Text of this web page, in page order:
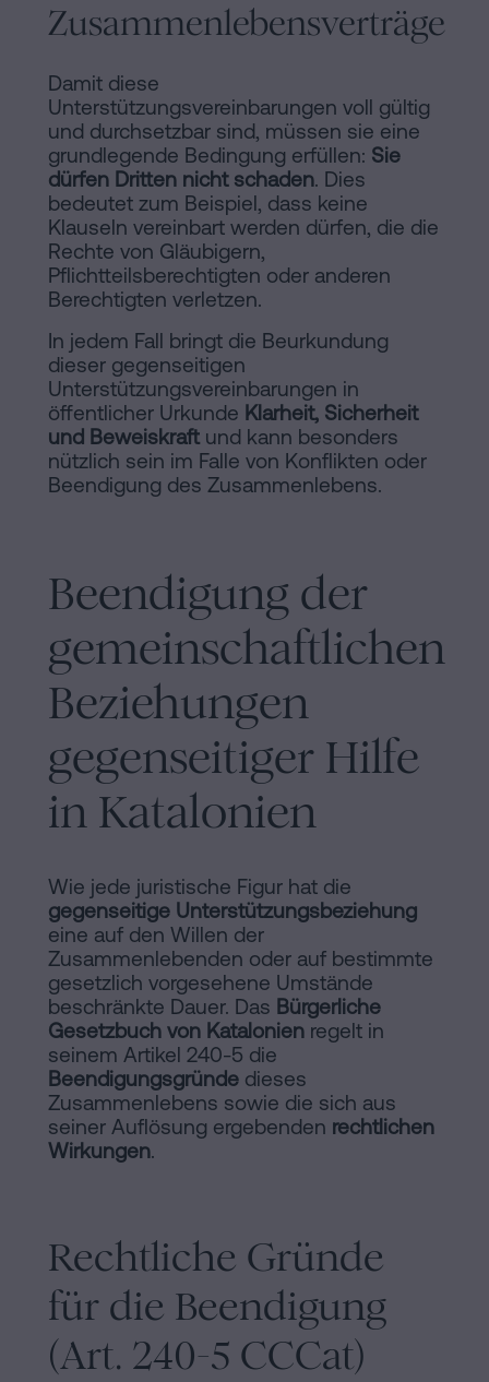
Zusammenlebensverträge
Damit diese
Unterstützungsvereinbarungen voll gültig
und durchsetzbar sind, müssen sie eine
grundlegende Bedingung erfüllen: Sie
dürfen Dritten nicht schaden. Dies
bedeutet zum Beispiel, dass keine
Klauseln vereinbart werden dürfen, die die
Rechte von Gläubigern,
Pflichtteilsberechtigten oder anderen
Berechtigten verletzen.
In jedem Fall bringt die Beurkundung
dieser gegenseitigen
Unterstützungsvereinbarungen in
öffentlicher Urkunde Klarheit, Sicherheit
und Beweiskraft und kann besonders
nützlich sein im Falle von Konflikten oder
Beendigung des Zusammenlebens.
Beendigung der
gemeinschaftlichen
Beziehungen
gegenseitiger Hilfe
in Katalonien
Wie jede juristische Figur hat die
gegenseitige Unterstützungsbeziehung
eine auf den Willen der
Zusammenlebenden oder auf bestimmte
gesetzlich vorgesehene Umstände
beschränkte Dauer. Das Bürgerliche
Gesetzbuch von Katalonien regelt in
seinem Artikel 240-5 die
Beendigungsgründe dieses
Zusammenlebens sowie die sich aus
seiner Auflösung ergebenden rechtlichen
Wirkungen.
Rechtliche Gründe
für die Beendigung
(Art. 240-5 CCCat)